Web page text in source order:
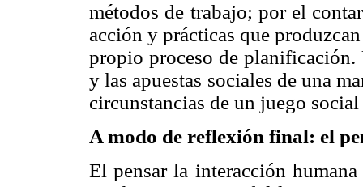
métodos de trabajo; por el
acción y prácticas que
propio proceso de planificación.
y las apuestas sociales de una
circunstancias de un juego
A modo de reflexión final: el
El pensar la interacción